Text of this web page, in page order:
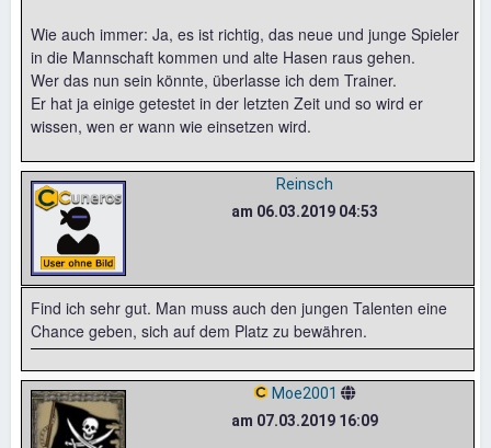
Wie auch immer: Ja, es ist richtig, das neue und junge Spieler
in die Mannschaft kommen und alte Hasen raus gehen.
Wer das nun sein könnte, überlasse ich dem Trainer.
Er hat ja einige getestet in der letzten Zeit und so wird er
wissen, wen er wann wie einsetzen wird.
Reinsch
am 06.03.2019 04:53
Find ich sehr gut. Man muss auch den jungen Talenten eine
Chance geben, sich auf dem Platz zu bewähren.
Moe2001
am 07.03.2019 16:09